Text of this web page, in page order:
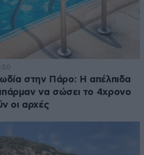
στην Πάρο: Η απέλπιδα
να σώσει το 4χρονο
οι αρχές